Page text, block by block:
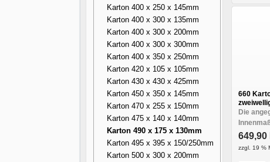
Karton 400 x 250 x 145mm
Karton 400 x 300 x 135mm
Karton 400 x 300 x 200mm
Karton 400 x 300 x 300mm
Karton 400 x 350 x 250mm
Karton 420 x 105 x 105mm
Karton 430 x 430 x 425mm
Karton 450 x 350 x 145mm
Karton 470 x 255 x 150mm
Karton 475 x 140 x 140mm
Karton 490 x 175 x 130mm
Karton 495 x 395 x 150/250mm
Karton 500 x 300 x 200mm
660
Die
649,90
zzgl. 19 %